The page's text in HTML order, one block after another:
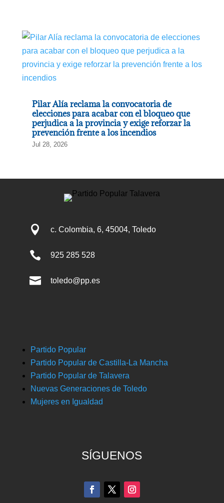
Pilar Alía reclama la convocatoria de
elecciones para acabar con el bloqueo que
perjudica a la provincia y exige reforzar la
prevención frente a los incendios
Jul 28, 2026
 c. Colombia, 6, 45004, Toledo
 925 285 528
 toledo@pp.es
Partido Popular
Partido Popular de Castilla-La Mancha
Partido Popular de Talavera
Nuevas Generaciones de Toledo
Mujeres en Igualdad
SÍGUENOS